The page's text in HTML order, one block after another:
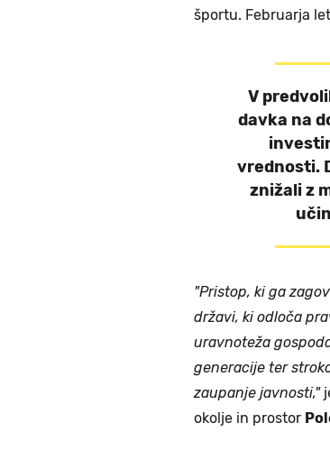
športu. Februarja
V
davka na
vrednosti.
znižali z
"Pristop, ki ga
državi, ki odloča
uravnoteža
generacije ter
zaupanje javnosti,"
okolje in prostor